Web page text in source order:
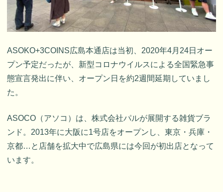
ASOKO+3COINS広島本通店は当初、2020年4月24日オー
プン予定だったが、新型コロナウイルスによる全国緊急事
態宣言発出に伴い、オープン日を約2週間延期していまし
た。
ASOCO（アソコ）は、株式会社パルが展開する雑貨ブラ
ンド。2013年に大阪に1号店をオープンし、東京・兵庫・
京都…と店舗を拡大中で広島県には今回が初出店となって
います。